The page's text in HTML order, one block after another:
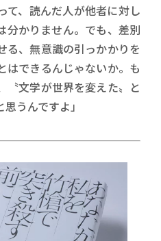
て、読んだ人が他者に対し
分かりません。でも、差別
る、無意識の引っかかりを
はできるんじゃないか。も
〝文学が世界を変えた〟と
うんですよ」